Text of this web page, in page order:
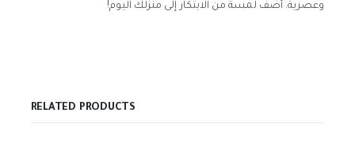
وعصرية. أضف لمسة من الابتكار إلى منزلك اليوم!
RELATED PRODUCTS